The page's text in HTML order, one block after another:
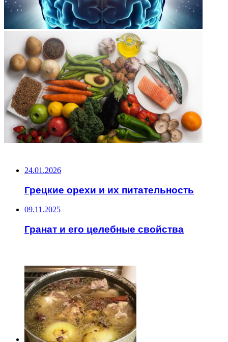
24.01.2026
Грецкие орехи и их питательность
09.11.2025
Гранат и его целебные свойства